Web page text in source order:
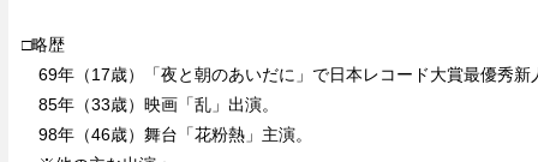
□略歴
69年（17歳）「夜と朝のあいだに」で日本レコード大賞最優秀新
85年（33歳）映画「乱」出演。
98年（46歳）舞台「花粉熱」主演。